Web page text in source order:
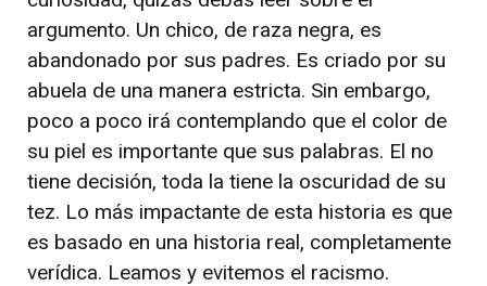
argumento. Un chico, de raza negra, es
abandonado por sus padres. Es criado por su
abuela de una manera estricta. Sin embargo,
poco a poco irá contemplando que el color de
su piel es importante que sus palabras. El no
tiene decisión, toda la tiene la oscuridad de su
tez. Lo más impactante de esta historia es que
es basado en una historia real, completamente
verídica. Leamos y evitemos el racismo.